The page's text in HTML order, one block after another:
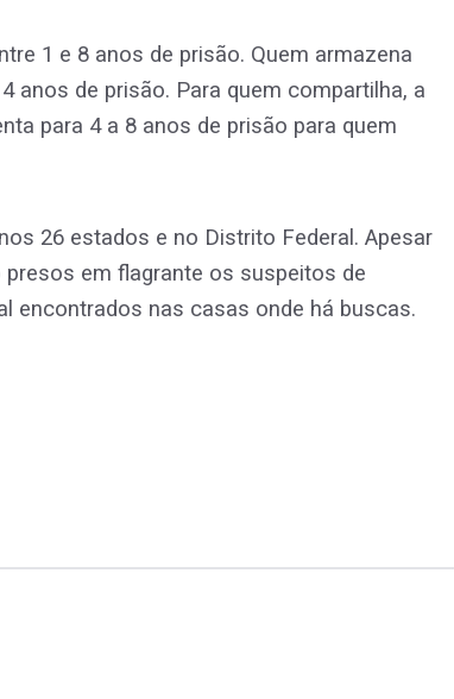
1 e 8 anos de prisão. Quem armazena
anos de prisão. Para quem compartilha, a
para 4 a 8 anos de prisão para quem
26 estados e no Distrito Federal. Apesar
em flagrante os suspeitos de
encontrados nas casas onde há buscas.